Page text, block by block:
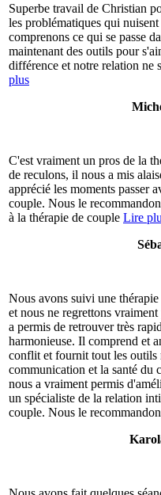
Superbe travail de Christian
les problématiques qui
comprenons ce qui se passe
maintenant des outils pour
différence et notre relation ne
plus
C'est vraiment un pros de la
de reculons, il nous a mis
apprécié les moments passer
couple. Nous le
à la thérapie de couple Lire
Nous avons suivi une
et nous ne regrettons
a permis de retrouver très
harmonieuse. Il comprend et
conflit et fournit tout les outils
communication et la santé du
nous a vraiment permis
un spécialiste de la relation
couple. Nous le